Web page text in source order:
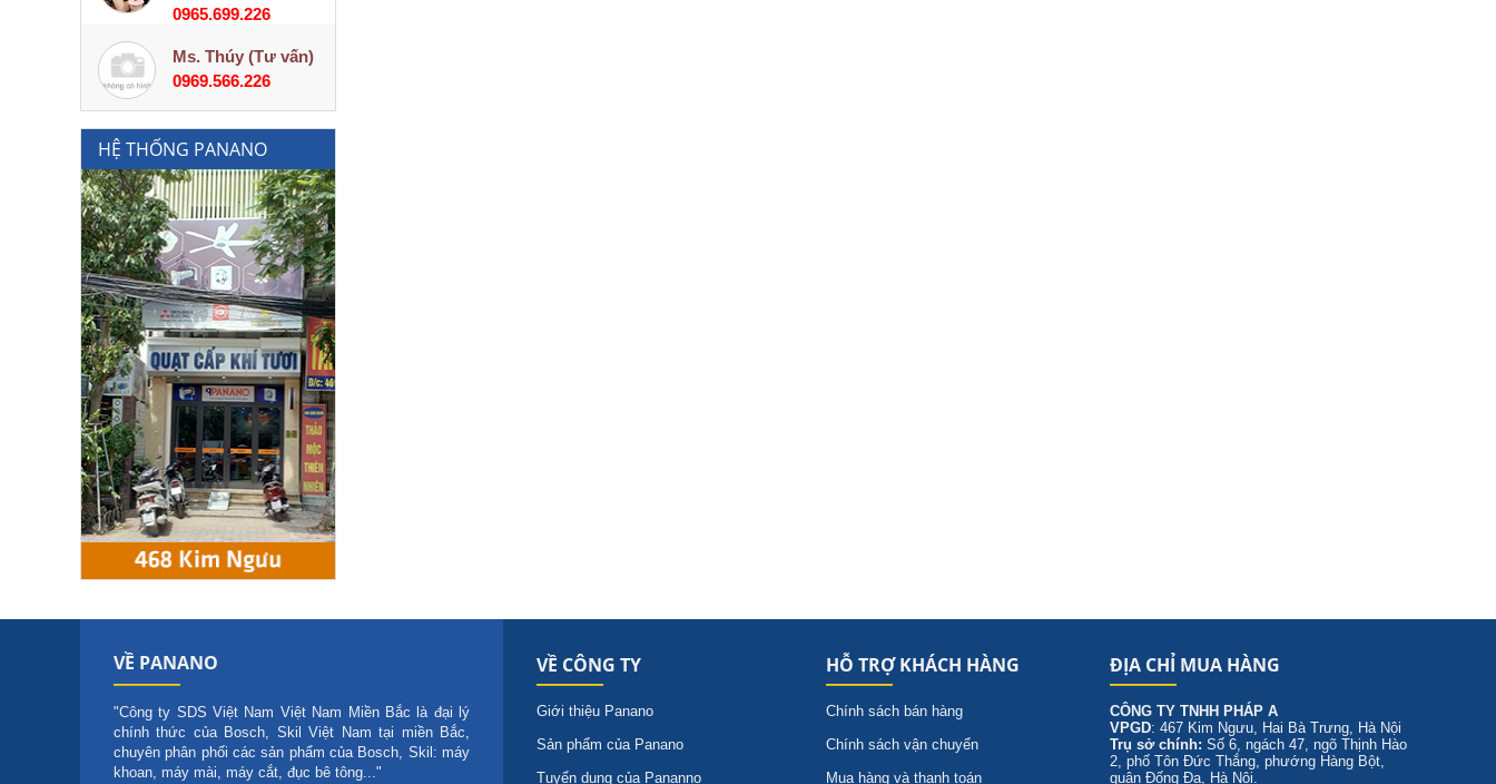
0965.699.226
Ms. Thúy (Tư vấn)
0969.566.226
HỆ THỐNG PANANO
ĐỊA CHỈ MUA HÀNG
CÔNG TY TNHH PHÁP A
VPGD: 467 Kim Ngưu, Hai Bà Trưng, Hà Nội
Trụ sở chính: Số 6, ngách 47, ngõ Thịnh Hào
2, phố Tôn Đức Thắng, phướng Hàng Bột,
quận Đống Đa, Hà Nội.
VỀ PANANO
"Công ty SDS Việt Nam Việt Nam Miền Bắc là đại lý
chính thức của Bosch, Skil Việt Nam tại miền Bắc,
chuyên phân phối các sản phẩm của Bosch, Skil: máy
khoan, máy mài, máy cắt, đục bê tông..."
VỀ CÔNG TY
Giới thiệu Panano
Sản phẩm của Panano
Tuyển dụng của Pananno
HỖ TRỢ KHÁCH HÀNG
Chính sách bán hàng
Chính sách vận chuyển
Mua hàng và thanh toán